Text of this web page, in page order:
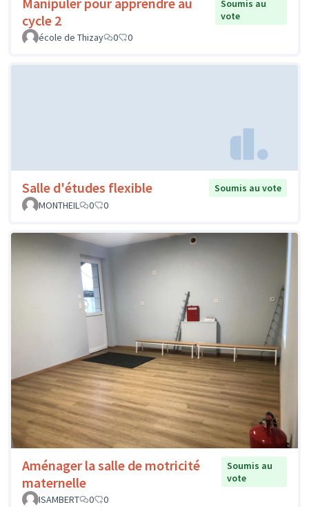
cycle 2
Soumis au
vote
école de Thizay
0 0
Salle d'études flexible
Soumis au vote
MONTHEIL
0 0
Aménager la salle de motricité
maternelle
Soumis au
vote
ISAMBERT
0 0